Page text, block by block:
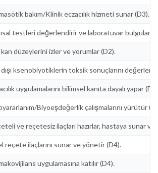
bakım/Klinik eczacılık hizmeti sunar (D3).
testleri değerlendirir ve laboratuvar
düzeylerini izler ve yorumlar (D2).
ksenobiyotiklerin toksik sonuçlarını
uygulamalarını bilimsel kanıta dayalı yapar
Biyoeşdeğerlik çalışmalarını yürütür
ve reçetesiz ilaçları hazırlar, hastaya sunar ve
reçete ilaçlarını sunar ve yönetir (D4).
uygulamasına katılır (D4).